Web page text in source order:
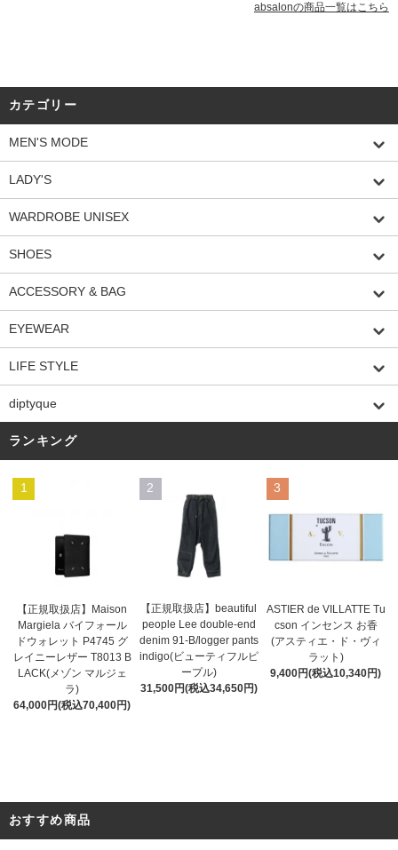
absalonの商品一覧はこちら
カテゴリー
MEN'S MODE
LADY'S
WARDROBE UNISEX
SHOES
ACCESSORY & BAG
EYEWEAR
LIFE STYLE
diptyque
ランキング
1
【正規取扱店】Maison
Margiela バイフォール
ドウォレット P4745 グ
レイニーレザー T8013 B
LACK(メゾン マルジェ
ラ)
64,000円(税込70,400円)
2
【正規取扱店】beautiful
people Lee double-end
denim 91-B/logger pants
indigo(ビューティフルピ
ープル)
31,500円(税込34,650円)
3
ASTIER de VILLATTE Tu
cson インセンス お香
(アスティエ・ド・ヴィ
ラット)
9,400円(税込10,340円)
おすすめ商品